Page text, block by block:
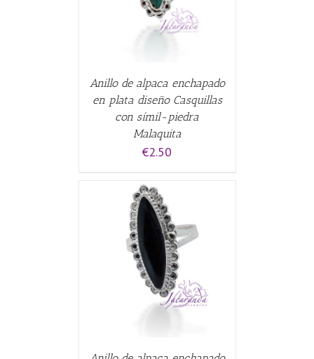
Anillo de alpaca enchapado
en plata diseño Casquillas
con símil-piedra
Malaquita
€2.50